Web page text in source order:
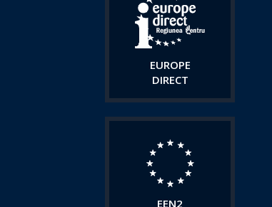
EUROPE
DIRECT
EEN2